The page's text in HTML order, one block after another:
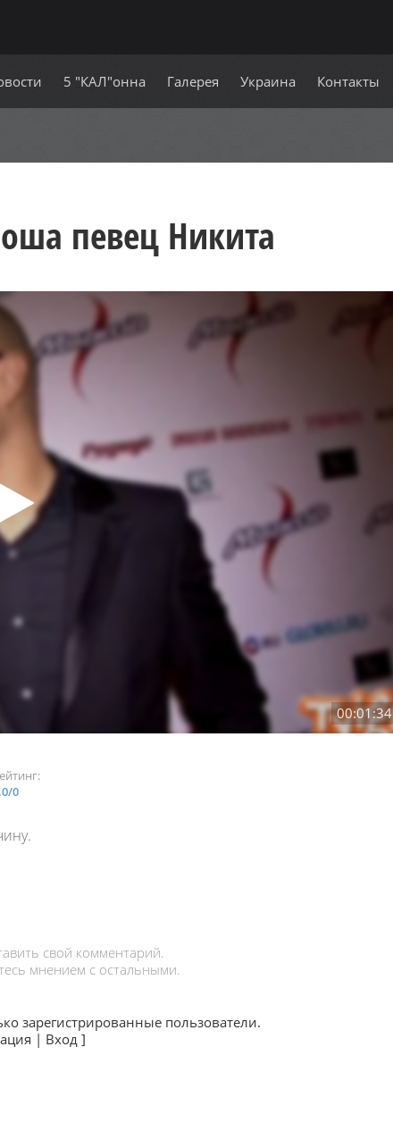
5 "КАЛ"онна Галерея Украина Контакты
певец Никита
00:01:34
/0
свой комментарий.
мнением с остальными.
зарегистрированные пользователи.
| Вход]